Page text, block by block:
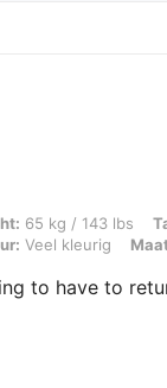
lbs, Taille: 73 cm /
65 kg / 143 lbs
Veel kleurig
to have to